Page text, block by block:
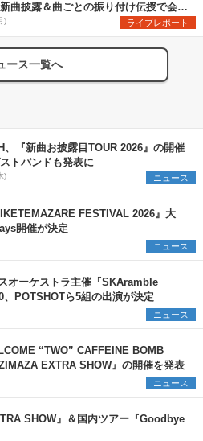
曲披露＆曲ごとの振り付け伝授で会場
くる！＜LuckyFes’26＞
) ライブレポート
ース一覧へ
、『新曲お披露目TOUR 2026』の開催
トバンドも発表に
) ニュース
FESTIVAL 2026』大
開催が決定
ニュース
オーケストラ主催『SKAramble
POTSHOTら5組の出演が決定
ニュース
“TWO” CAFFEINE BOMB
EXTRA SHOW』の開催を発表
ニュース
SHOW』＆国内ツアー『Goodbye